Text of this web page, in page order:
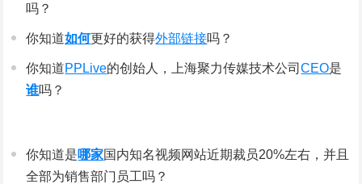
吗？
你知道如何更好的获得外部链接吗？
你知道PPLive的创始人，上海聚力传媒技术公司CEO是
谁吗？
你知道是哪家国内知名视频网站近期裁员20%左右，并且
全部为销售部门员工吗？